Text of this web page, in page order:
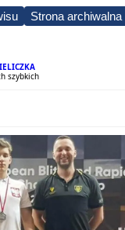
Strona archiwalna
szybkich